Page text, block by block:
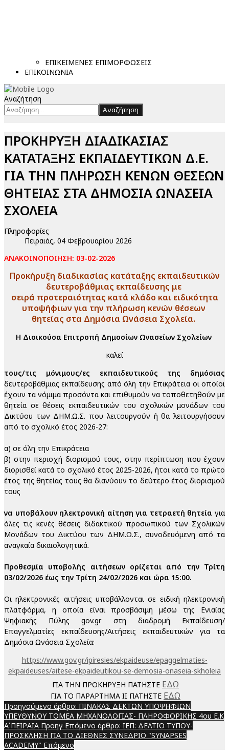
ΕΠΙΚΕΙΜΕΝΕΣ ΕΠΙΜΟΡΦΩΣΕΙΣ
ΕΠΙΚΟΙΝΩΝΙΑ
Αναζήτηση
Αναζήτηση
ΠΡΟΚΗΡΥΞΗ ΔΙΑΔΙΚΑΣΙΑΣ
ΚΑΤΑΤΑΞΗΣ ΕΚΠΑΙΔΕΥΤΙΚΩΝ Δ.Ε.
ΓΙΑ ΤΗΝ ΠΛΗΡΩΣΗ ΚΕΝΩΝ ΘΕΣΕΩΝ
ΘΗΤΕΙΑΣ ΣΤΑ ΔΗΜΟΣΙΑ ΩΝΑΣΕΙΑ
ΣΧΟΛΕΙΑ
Πληροφορίες
Πειραιάς, 04 Φεβρουαρίου 2026
ΑΝΑΚΟΙΝΟΠΟΙΗΣΗ: 03-02-2026
Προκήρυξη διαδικασίας κατάταξης εκπαιδευτικών
δευτεροβάθμιας εκπαίδευσης με
σειρά προτεραιότητας κατά κλάδο και ειδικότητα
υποψήφιων για την πλήρωση κενών θέσεων
θητείας στα Δημόσια Ωνάσεια Σχολεία.
Η Διοικούσα Επιτροπή Δημοσίων Ωνασείων Σχολείων
καλεί
τους/τις μόνιμους/ες εκπαιδευτικούς της δημόσιας
δευτεροβάθμιας εκπαίδευσης από όλη την Επικράτεια οι οποίοι
έχουν τα νόμιμα προσόντα και επιθυμούν να τοποθετηθούν με
θητεία σε θέσεις εκπαιδευτικών του σχολικών μονάδων του
Δικτύου των ΔΗΜ.Ω.Σ. που λειτουργούν ή θα λειτουργήσουν
από το σχολικό έτος 2026-27:
α) σε όλη την Επικράτεια
β) στην περιοχή διορισμού τους, στην περίπτωση που έχουν
διορισθεί κατά το σχολικό έτος 2025-2026, ήτοι κατά το πρώτο
έτος της θητείας τους θα διανύουν το δεύτερο έτος διορισμού
τους
να υποβάλουν ηλεκτρονική αίτηση για τετραετή θητεία για
όλες τις κενές θέσεις διδακτικού προσωπικού των Σχολικών
Μονάδων του Δικτύου των ΔΗΜ.Ω.Σ., συνοδευόμενη από τα
αναγκαία δικαιολογητικά.
Προθεσμία υποβολής αιτήσεων ορίζεται από την Τρίτη
03/02/2026 έως την Τρίτη 24/02/2026 και ώρα 15:00.
Οι ηλεκτρονικές αιτήσεις υποβάλλονται σε ειδική ηλεκτρονική
πλατφόρμα, η οποία είναι προσβάσιμη μέσω της Ενιαίας
Ψηφιακής Πύλης gov.gr στη διαδρομή Εκπαίδευση/
Επαγγελματίες εκπαίδευσης/Αιτήσεις εκπαιδευτικών για τα
Δημόσια Ωνάσεια Σχολεία:
https://www.gov.gr/ipiresies/ekpaideuse/epaggelmaties-
ekpaideuses/aitese-ekpaideutikou-se-demosia-onaseia-skholeia
ΓΙΑ ΤΗΝ ΠΡΟΚΗΡΥΞΗ ΠΑΤΗΣΤΕ ΕΔΩ
ΓΙΑ ΤΟ ΠΑΡΑΡΤΗΜΑ ΙΙ ΠΑΤΗΣΤΕ ΕΔΩ
Προηγούμενο άρθρο: ΠΙΝΑΚΑΣ ΔΕΚΤΩΝ ΥΠΟΨΗΦΙΩΝ
ΥΠΕΥΘΥΝΟΥ ΤΟΜΕΑ ΜΗΧΑΝΟΛΟΓΙΑΣ- ΠΛΗΡΟΦΟΡΙΚΗΣ 4ου Ε.Κ
Α΄ΠΕΙΡΑΙΑ Προηγ Επόμενο άρθρο: ΙΕΠ: ΔΕΛΤΙΟ ΤΥΠΟΥ-
ΠΡΟΣΚΛΗΣΗ ΓΙΑ ΤΟ ΔΙΕΘΝΕΣ ΣΥΝΕΔΡΙΟ "SYNAPSES
ACADEMY" Επόμενο